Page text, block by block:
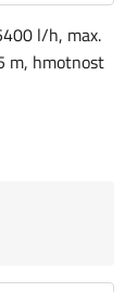
l/h, max.
m, hmotnost